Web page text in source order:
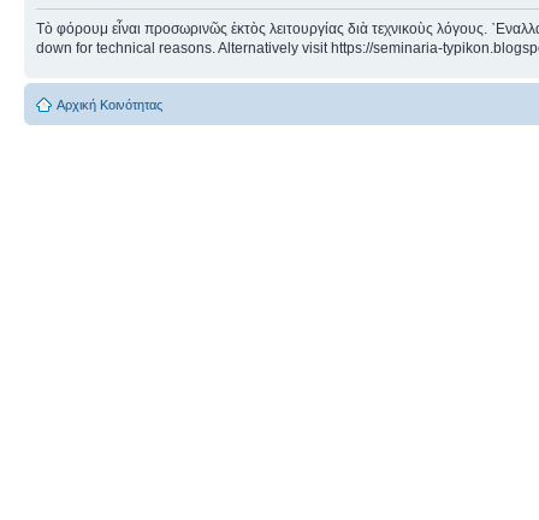
Τὸ φόρουμ εἶναι προσωρινῶς ἐκτὸς λειτουργίας διὰ τεχνικοὺς λόγους.
down for technical reasons. Alternatively visit https://seminaria-
Αρχική Κοινότητας